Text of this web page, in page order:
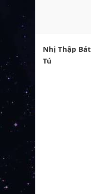
Nhị Thập Bát
Tú